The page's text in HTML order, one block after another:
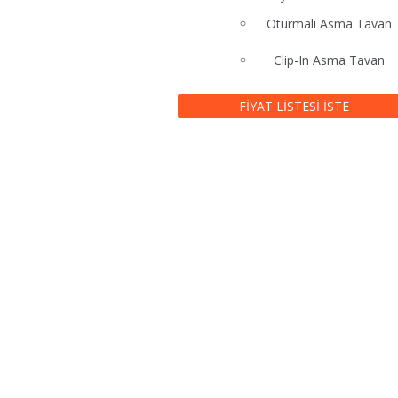
Oturmalı Asma Tavan
Clip-In Asma Tavan
FIYAT LISTESI İSTE